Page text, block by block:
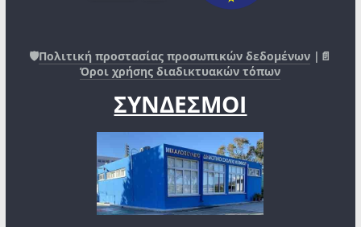
🛡️Πολιτική προστασίας προσωπικών δεδομένων |📄
Όροι χρήσης διαδικτυακών τόπων
ΣΥΝΔΕΣΜΟΙ